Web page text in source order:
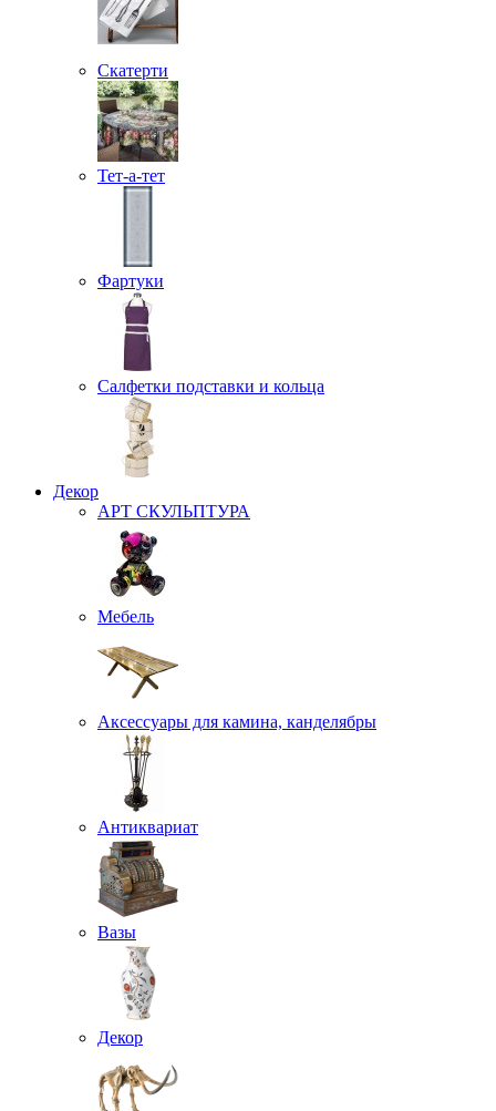
Скатерти
Тет-а-тет
Фартуки
Салфетки подставки и кольца
Декор
АРТ СКУЛЬПТУРА
Мебель
Аксессуары для камина, канделябры
Антиквариат
Вазы
Декор